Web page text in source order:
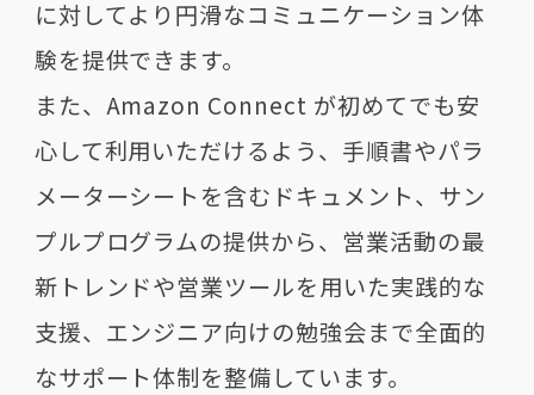
に対してより円滑なコミュニケーション体
験を提供できます。
また、Amazon Connect が初めてでも安
心して利用いただけるよう、手順書やパラ
メーターシートを含むドキュメント、サン
プルプログラムの提供から、営業活動の最
新トレンドや営業ツールを用いた実践的な
支援、エンジニア向けの勉強会まで全面的
なサポート体制を整備しています。